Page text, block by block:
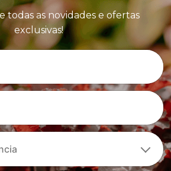
todas as novidades e ofertas
exclusivas!